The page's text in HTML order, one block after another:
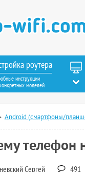
роутера
инструкции
моделей
Android (смартфоны/
телефон
Сергей 491